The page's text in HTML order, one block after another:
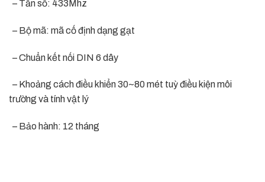
– Tần số: 433Mhz
– Bộ mã: mã cố định dạng gạt
– Chuẩn kết nối DIN 6 dây
– Khoảng cách điều khiển 30~80 mét tuỳ điều kiện môi
trường và tính vật lý
– Bảo hành: 12 tháng